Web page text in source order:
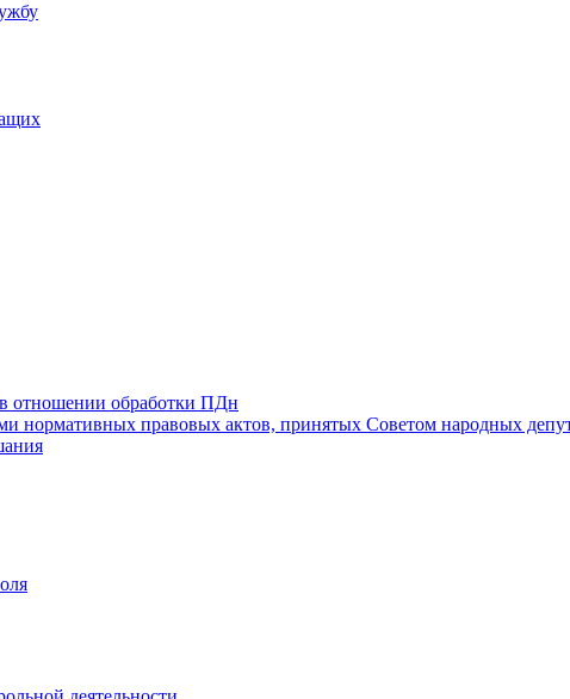
отношении обработки ПДн
нормативных правовых актов, принятых Советом народных